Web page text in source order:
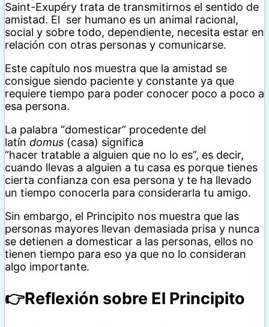
Saint-Exupéry trata de transmitirnos el sentido de
amistad. El ser humano es un animal racional,
social y sobre todo, dependiente, necesita estar en
relación con otras personas y comunicarse.
Este capítulo nos muestra que la amistad se
consigue siendo paciente y constante ya que
requiere tiempo para poder conocer poco a poco a
esa persona.
La palabra “domesticar” procedente del
latín domus (casa) significa
“hacer tratable a alguien que no lo es”, es decir,
cuando llevas a alguien a tu casa es porque tienes
cierta confianza con esa persona y te ha llevado
un tiempo conocerla para considerarla tu amigo.
Sin embargo, el Principito nos muestra que las
personas mayores llevan demasiada prisa y nunca
se detienen a domesticar a las personas, ellos no
tienen tiempo para eso ya que no lo consideran
algo importante.
👉Reflexión sobre El Principito